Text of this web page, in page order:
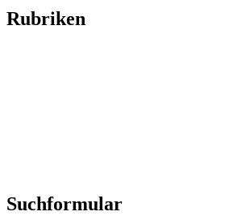
Rubriken
Suchformular